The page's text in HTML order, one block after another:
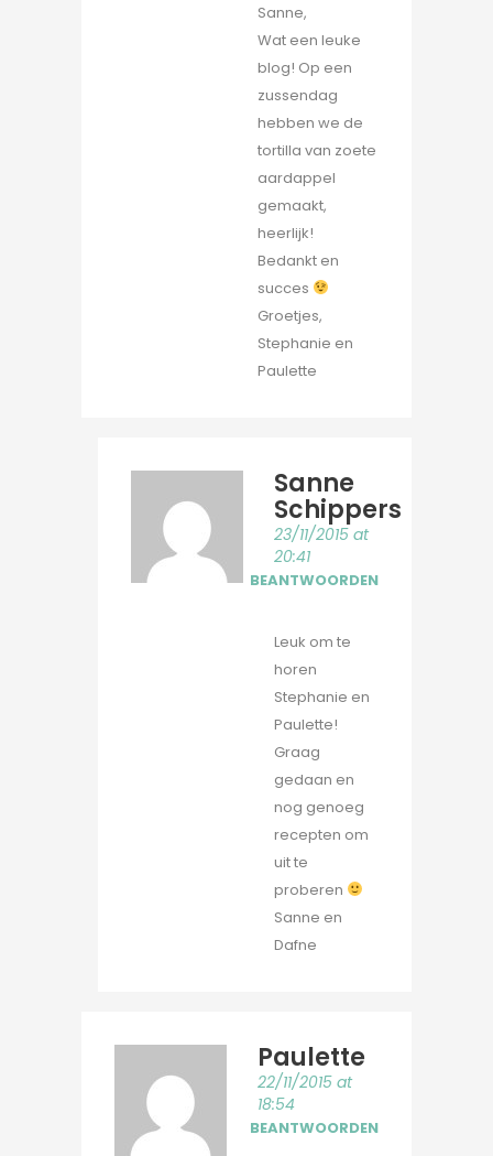
Sanne,
Wat een leuke
blog! Op een
zussendag
hebben we de
tortilla van zoete
aardappel
gemaakt,
heerlijk!
Bedankt en
succes
Groetjes,
Stephanie en
Paulette
Sanne
Schippers
23/11/2015 at
20:41
BEANTWOORDEN
Leuk om te
horen
Stephanie en
Paulette!
Graag
gedaan en
nog genoeg
recepten om
uit te
proberen
Sanne en
Dafne
Paulette
22/11/2015 at
18:54
BEANTWOORDEN